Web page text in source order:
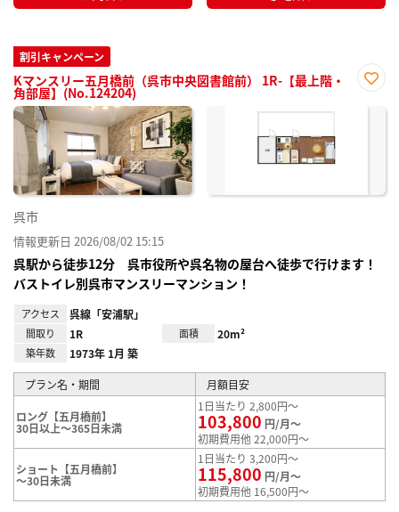
割引キャンペーン
Kマンスリー五月橋前（呉市中央図書館前） 1R-【最上階・
角部屋】(No.124204)
に入
呉市
情報更新日 2026/08/02 15:15
呉駅から徒歩12分 呉市役所や呉名物の屋台へ徒歩で行けます！
バストイレ別呉市マンスリーマンション！
アクセス 呉線「安浦駅」
間取り 1R 面積 20m²
築年数 1973年 1月 築
プラン名・期間 月額目安
ロング【五月橋前】
30日以上～365日未満
1日当たり 2,800円～
103,800 円/月～
初期費用他 22,000円～
ショート【五月橋前】
～30日未満
1日当たり 3,200円～
115,800 円/月～
初期費用他 16,500円～